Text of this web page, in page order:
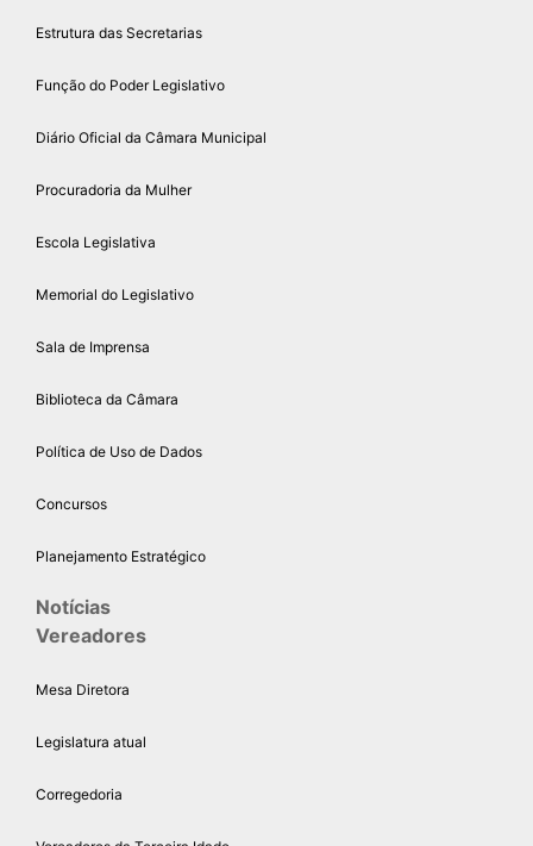
Estrutura das Secretarias
Função do Poder Legislativo
Diário Oficial da Câmara Municipal
Procuradoria da Mulher
Escola Legislativa
Memorial do Legislativo
Sala de Imprensa
Biblioteca da Câmara
Política de Uso de Dados
Concursos
Planejamento Estratégico
Notícias
Vereadores
Mesa Diretora
Legislatura atual
Corregedoria